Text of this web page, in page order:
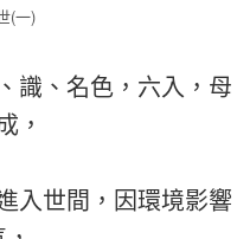
(一)
識、名色，六入，母
，
入世間，因環境影響